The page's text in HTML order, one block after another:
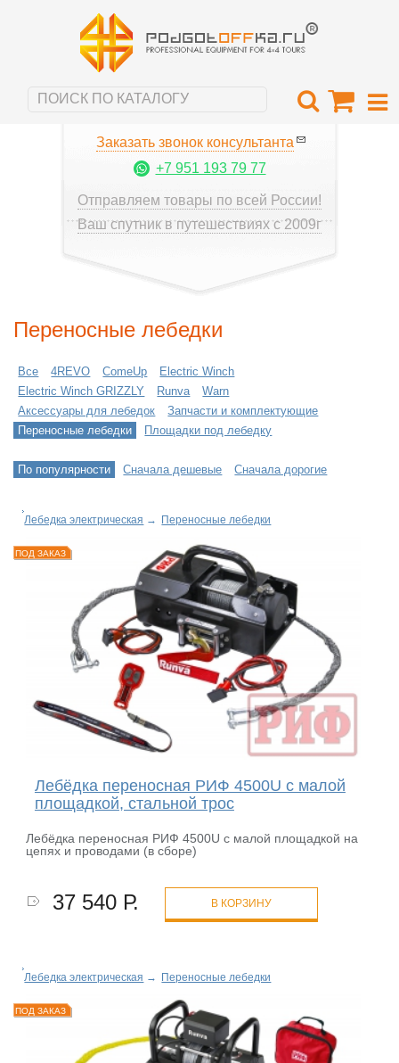
Заказать звонок консультанта
+7 951 193 79 77
Отправляем товары по всей России!
Ваш спутник в путешествиях с 2009г
Переносные лебедки
Все 4REVO ComeUp
Electric Winch
Electric Winch GRIZZLY
Runva
Warn
Аксессуары для лебедок
Запчасти и комплектующие
Переносные лебедки
Площадки под лебедку
По популярности Сначала дешевые Сначала дорогие
Лебедка электрическая → Переносные лебедки
ПОД ЗАКАЗ
Лебёдка переносная РИФ 4500U c малой
площадкой, стальной трос
Лебёдка переносная РИФ 4500U c малой площадкой на
цепях и проводами (в сборе)
37 540 Р. В КОРЗИНУ
Лебедка электрическая → Переносные лебедки
ПОД ЗАКАЗ